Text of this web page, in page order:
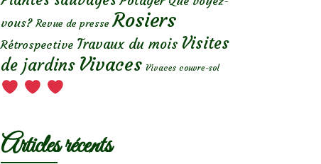
vous? Revue de presse Rosiers
Rétrospective Travaux du mois Visites
de jardins Vivaces Vivaces couvre-sol
Articles récents